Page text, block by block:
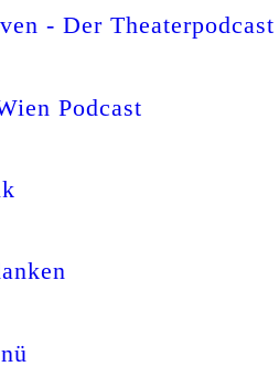
- Der Theaterpodcast
Podcast